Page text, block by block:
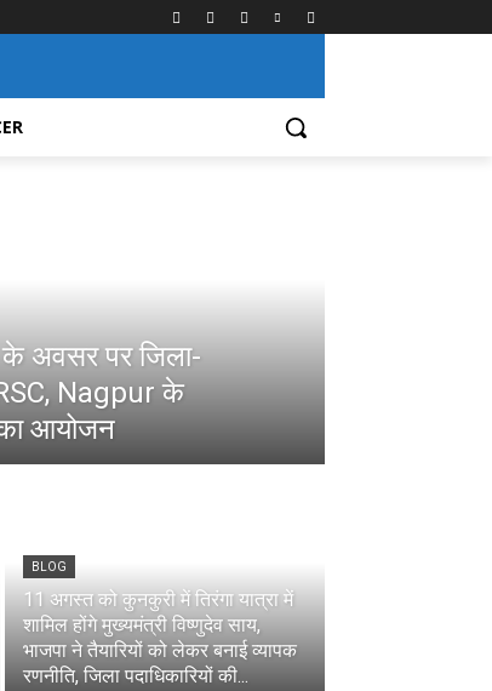
के अवसर पर जिला-
Nagpur के
आयोजन
BLOG
11 अगस्त को कुनकुरी में तिरंगा यात्रा में
शामिल होंगे मुख्यमंत्री विष्णुदेव साय,
भाजपा ने तैयारियों को लेकर बनाई व्यापक
रणनीति, जिला पदाधिकारियों की...